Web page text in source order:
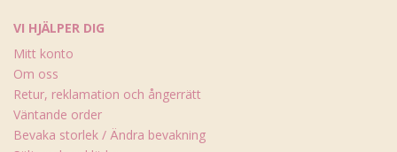
VI HJÄLPER DIG
Mitt konto
Om oss
Retur, reklamation och ångerrätt
Väntande order
Bevaka storlek / Ändra bevakning